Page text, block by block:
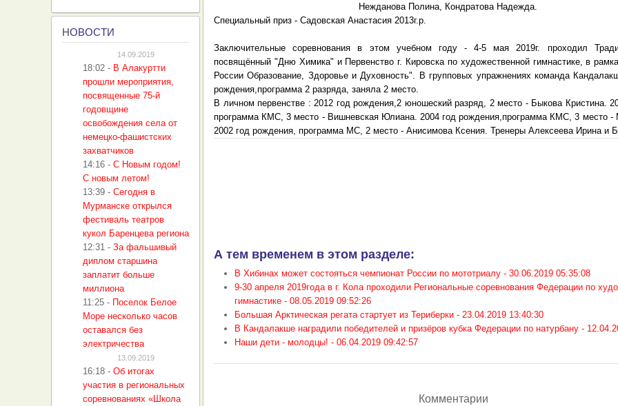
Нежданова Полина, Кондратова Надежда.
Специальный приз - Садовская Анастасия 2013г.р.
Заключительные соревнования в этом учебном году - 4-5 мая 2019г. проходил
посвящённый "Дню Химика" и Первенство г. Кировска по художественной гимнастике, в
России Образование, Здоровье и Духовность". В групповых упражнениях команда
рождения,программа 2 разряда, заняла 2 место.
В личном первенстве : 2012 год рождения,2 юношеский разряд, 2 место - Быкова Кристина.
программа КМС, 3 место - Вишневская Юлиана. 2004 год рождения,программа КМС, 3 место -
2002 год рождения, программа МС, 2 место - Анисимова Ксения. Тренеры Алексеева Ирина и
А тем временем в этом разделе:
В Хибинах может состояться чемпионат России по мототриалу - 30.06.2019 05:35:08
9-30 апреля 2019года в г. Кола проходили Региональные соревнования Федерации по
гимнастике - 08.05.2019 09:52:26
Большая Арктическая регата стартует из Териберки - 23.04.2019 13:40:30
В Кандалакше наградили победителей и призёров кубка Федерации по натурбану -
Наши дети - молодцы! - 06.04.2019 09:42:57
Комментарии
НОВОСТИ
14.09.2019
18:02 - В Алакуртти
прошли мероприятия,
посвященные 75-й
годовщине
освобождения села от
немецко-фашистских
захватчиков
14:16 - С Новым годом!
С новым летом!
13:39 - Сегодня в
Мурманске открылся
фестиваль театров
кукол Баренцева региона
12:31 - За фальшивый
диплом старшина
заплатит больше
миллиона
11:25 - Поселок Белое
Море несколько часов
оставался без
электричества
13.09.2019
16:18 - Об итогах
участия в региональных
соревнованиях «Школа